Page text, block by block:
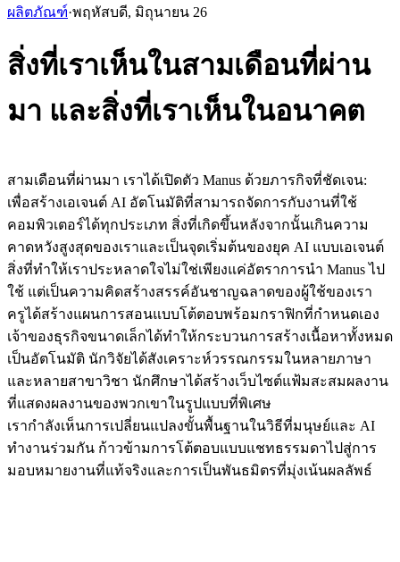
ผลิตภัณฑ์·พฤหัสบดี, มิถุนายน 26
สิ่งที่เราเห็นในสามเดือนที่ผ่าน
มา และสิ่งที่เราเห็นในอนาคต
สามเดือนที่ผ่านมา เราได้เปิดตัว Manus ด้วยภารกิจที่ชัดเจน:
เพื่อสร้างเอเจนต์ AI อัตโนมัติที่สามารถจัดการกับงานที่ใช้
คอมพิวเตอร์ได้ทุกประเภท สิ่งที่เกิดขึ้นหลังจากนั้นเกินความ
คาดหวังสูงสุดของเราและเป็นจุดเริ่มต้นของยุค AI แบบเอเจนต์
สิ่งที่ทำให้เราประหลาดใจไม่ใช่เพียงแค่อัตราการนำ Manus ไป
ใช้ แต่เป็นความคิดสร้างสรรค์อันชาญฉลาดของผู้ใช้ของเรา
ครูได้สร้างแผนการสอนแบบโต้ตอบพร้อมกราฟิกที่กำหนดเอง
เจ้าของธุรกิจขนาดเล็กได้ทำให้กระบวนการสร้างเนื้อหาทั้งหมด
เป็นอัตโนมัติ นักวิจัยได้สังเคราะห์วรรณกรรมในหลายภาษา
และหลายสาขาวิชา นักศึกษาได้สร้างเว็บไซต์แฟ้มสะสมผลงาน
ที่แสดงผลงานของพวกเขาในรูปแบบที่พิเศษ
เรากำลังเห็นการเปลี่ยนแปลงขั้นพื้นฐานในวิธีที่มนุษย์และ AI
ทำงานร่วมกัน ก้าวข้ามการโต้ตอบแบบแชทธรรมดาไปสู่การ
มอบหมายงานที่แท้จริงและการเป็นพันธมิตรที่มุ่งเน้นผลลัพธ์